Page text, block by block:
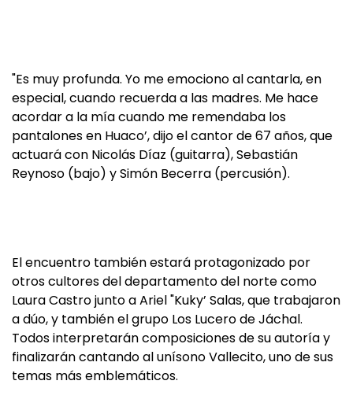
"Es muy profunda. Yo me emociono al cantarla, en
especial, cuando recuerda a las madres. Me hace
acordar a la mía cuando me remendaba los
pantalones en Huaco’, dijo el cantor de 67 años, que
actuará con Nicolás Díaz (guitarra), Sebastián
Reynoso (bajo) y Simón Becerra (percusión).
El encuentro también estará protagonizado por
otros cultores del departamento del norte como
Laura Castro junto a Ariel "Kuky’ Salas, que trabajaron
a dúo, y también el grupo Los Lucero de Jáchal.
Todos interpretarán composiciones de su autoría y
finalizarán cantando al unísono Vallecito, uno de sus
temas más emblemáticos.